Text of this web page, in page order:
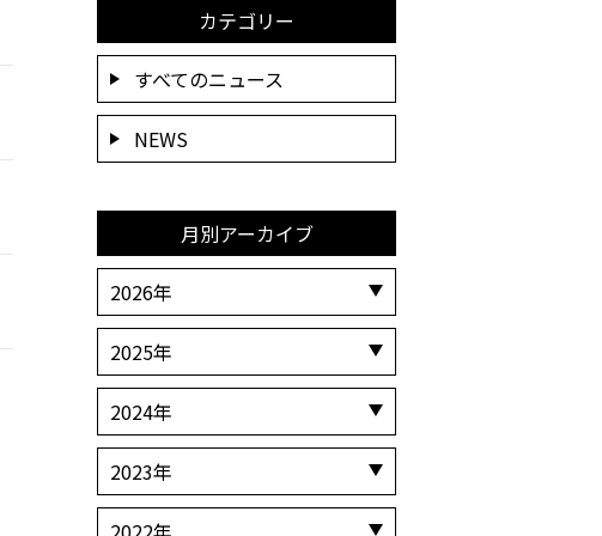
カテゴリー
すべてのニュース
NEWS
月別アーカイブ
2026年
2025年
2024年
2023年